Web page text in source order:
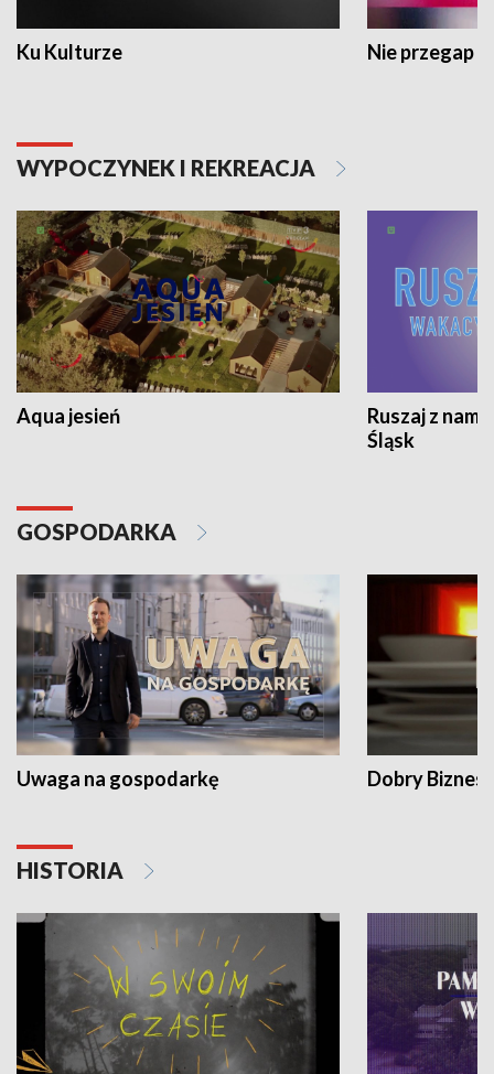
Ku Kulturze Nie przegap
WYPOCZYNEK I REKREACJA
Aqua jesień
Ruszaj z
Śląsk
GOSPODARKA
Uwaga na gospodarkę Dobry Biznes
HISTORIA